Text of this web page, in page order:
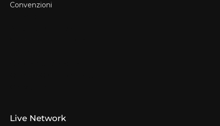
Convenzioni
Live Network